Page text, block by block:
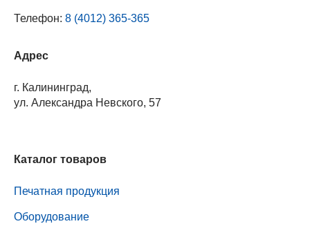
Телефон: 8 (4012) 365-365
Адрес
г. Калининград,
ул. Александра Невского, 57
Каталог товаров
Печатная продукция
Оборудование